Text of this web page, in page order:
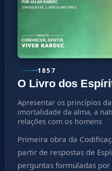
1857
O Livro dos
Apresentar os princípios
imortalidade da alma, a
relações com os homens
Primeira obra da
partir de respostas de
perguntas formuladas